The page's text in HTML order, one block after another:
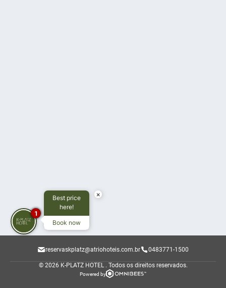
reservaskplatz@atriohoteis.com.br 0483771-1500
© 2026 K-PLATZ HOTEL . Todos os direitos reservados.
Powered by
×
Best price
here!
Book now
1